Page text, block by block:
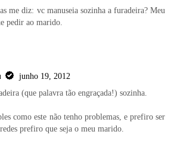
me diz: vc manuseia sozinha a furadeira? Meu
pedir ao marido.
junho 19, 2012
(que palavra tão engraçada!) sozinha.
como este não tenho problemas, e prefiro ser
prefiro que seja o meu marido.